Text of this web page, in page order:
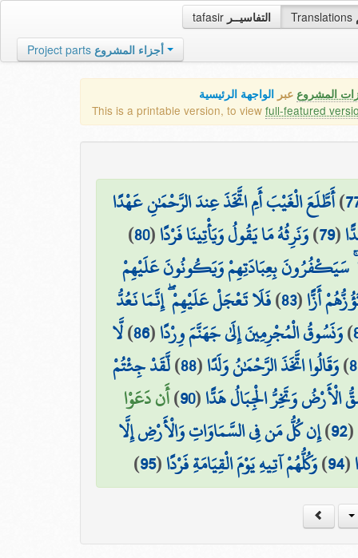
tafasir التفاسيــر Translations
Project parts أجزاء المشروع
المشروع عبر الواجهة الرئيسية
This is a printable version, to view full-featured
)أَطَّلَعَ الْغَيْبَ أَمِ اتَّخَذَ عِندَ الرَّحْمَٰنِ عَهْدًا
(
79
)وَنَرِثُهُ مَا يَقُولُ وَيَأْتِينَا فَرْدًا(
80
)
سَيَكْفُرُونَ بِعِبَادَتِهِمْ وَيَكُونُونَ عَلَيْهِمْ
أَزًّا(
83
)فَلَا تَعْجَلْ عَلَيْهِمْ ۖ إِنَّمَا نَعُدُّ
)وَنَسُوقُ الْمُجْرِمِينَ إِلَىٰ جَهَنَّمَ وِرْدًا(
86
)لَّا
)وَقَالُوا اتَّخَذَ الرَّحْمَٰنُ وَلَدًا(
88
)لَّقَدْ جِئْتُمْ
وَتَخِرُّ الْجِبَالُ هَدًّا(
90
)أَن دَعَوْا
(
92
)إِن كُلُّ مَن فِي السَّمَاوَاتِ وَالْأَرْضِ إِلَّا
(
94
)وَكُلُّهُمْ آتِيهِ يَوْمَ الْقِيَامَةِ فَرْدًا(
95
)